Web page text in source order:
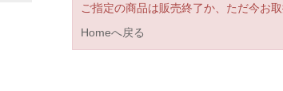
ご指定の商品は販売終了か、ただ今お
Homeへ戻る